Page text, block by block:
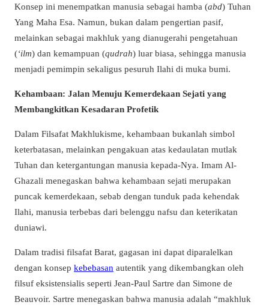
Konsep ini menempatkan manusia sebagai hamba (abd) Tuhan
Yang Maha Esa. Namun, bukan dalam pengertian pasif,
melainkan sebagai makhluk yang dianugerahi pengetahuan
(‘ilm) dan kemampuan (qudrah) luar biasa, sehingga manusia
menjadi pemimpin sekaligus pesuruh Ilahi di muka bumi.
Kehambaan: Jalan Menuju Kemerdekaan Sejati yang
Membangkitkan Kesadaran Profetik
Dalam Filsafat Makhlukisme, kehambaan bukanlah simbol
keterbatasan, melainkan pengakuan atas kedaulatan mutlak
Tuhan dan ketergantungan manusia kepada-Nya. Imam Al-
Ghazali menegaskan bahwa kehambaan sejati merupakan
puncak kemerdekaan, sebab dengan tunduk pada kehendak
Ilahi, manusia terbebas dari belenggu nafsu dan keterikatan
duniawi.
Dalam tradisi filsafat Barat, gagasan ini dapat diparalelkan
dengan konsep kebebasan autentik yang dikembangkan oleh
filsuf eksistensialis seperti Jean-Paul Sartre dan Simone de
Beauvoir. Sartre menegaskan bahwa manusia adalah “makhluk